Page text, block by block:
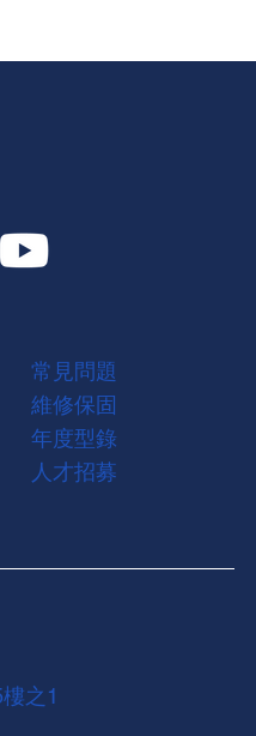
之1
常見問題
維修保固
年度型錄
人才招募